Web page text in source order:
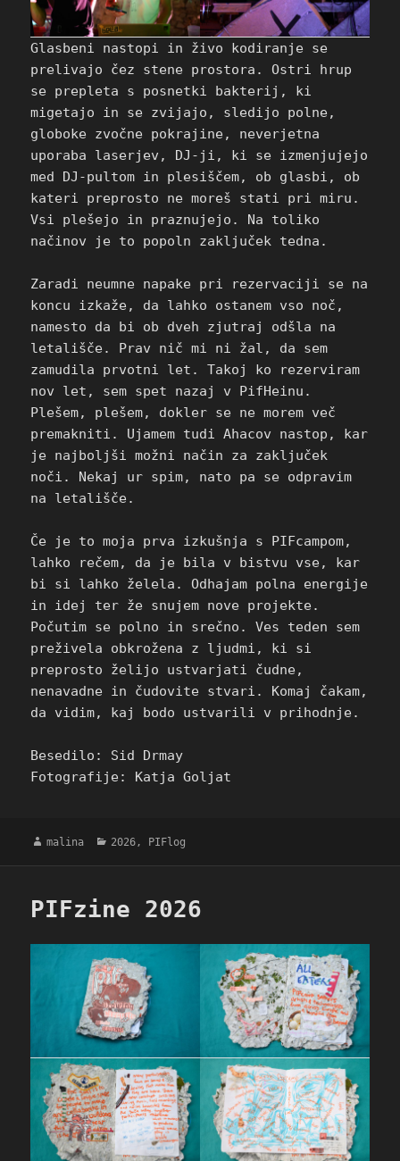
Glasbeni nastopi in živo kodiranje se
prelivajo čez stene prostora. Ostri hrup
se prepleta s posnetki bakterij, ki
migetajo in se zvijajo, sledijo polne,
globoke zvočne pokrajine, neverjetna
uporaba laserjev, DJ-ji, ki se izmenjujejo
med DJ-pultom in plesiščem, ob glasbi, ob
kateri preprosto ne moreš stati pri miru.
Vsi plešejo in praznujejo. Na toliko
načinov je to popoln zaključek tedna.
Zaradi neumne napake pri rezervaciji se na
koncu izkaže, da lahko ostanem vso noč,
namesto da bi ob dveh zjutraj odšla na
letališče. Prav nič mi ni žal, da sem
zamudila prvotni let. Takoj ko rezerviram
nov let, sem spet nazaj v PifHeinu.
Plešem, plešem, dokler se ne morem več
premakniti. Ujamem tudi Ahacov nastop, kar
je najboljši možni način za zaključek
noči. Nekaj ur spim, nato pa se odpravim
na letališče.
Če je to moja prva izkušnja s PIFcampom,
lahko rečem, da je bila v bistvu vse, kar
bi si lahko želela. Odhajam polna energije
in idej ter že snujem nove projekte.
Počutim se polno in srečno. Ves teden sem
preživela obkrožena z ljudmi, ki si
preprosto želijo ustvarjati čudne,
nenavadne in čudovite stvari. Komaj čakam,
da vidim, kaj bodo ustvarili v prihodnje.
Besedilo: Sid Drmay
Fotografije: Katja Goljat
Avtor
malina Kategorije
2026 , PIFlog
PIFzine 2026